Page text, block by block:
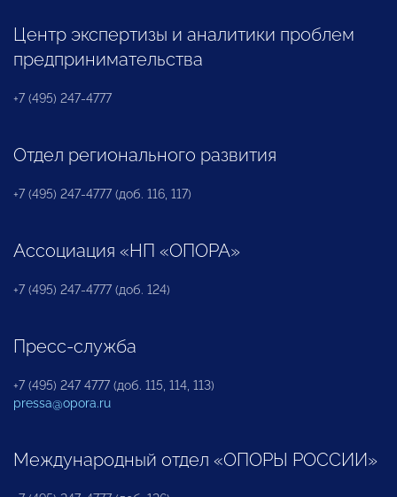
Центр экспертизы и аналитики проблем
предпринимательства
+7 (495) 247-4777
Отдел регионального развития
+7 (495) 247-4777 (доб. 116, 117)
Ассоциация «НП «ОПОРА»
+7 (495) 247-4777 (доб. 124)
Пресс-служба
+7 (495) 247 4777 (доб. 115, 114, 113)
pressa@opora.ru
Международный отдел «ОПОРЫ РОССИИ»